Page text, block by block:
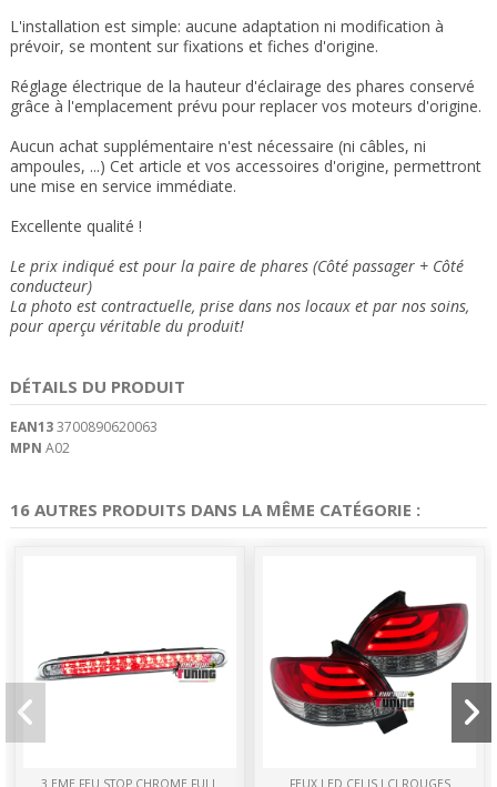
L'installation est simple: aucune adaptation ni modification à
prévoir, se montent sur fixations et fiches d'origine.
Réglage électrique de la hauteur d'éclairage des phares conservé
grâce à l'emplacement prévu pour replacer vos moteurs d'origine.
Aucun achat supplémentaire n'est nécessaire (ni câbles, ni
ampoules, ...) Cet article et vos accessoires d'origine, permettront
une mise en service immédiate.
Excellente qualité !
Le prix indiqué est pour la paire de phares (Côté passager + Côté
conducteur)
La photo est contractuelle, prise dans nos locaux et par nos soins,
pour aperçu véritable du produit!
DÉTAILS DU PRODUIT
EAN133700890620063
MPN A02
16 AUTRES PRODUITS DANS LA MÊME CATÉGORIE :
3 EME FEU STOP CHROME FULL
FEUX LED CELIS LCI ROUGES